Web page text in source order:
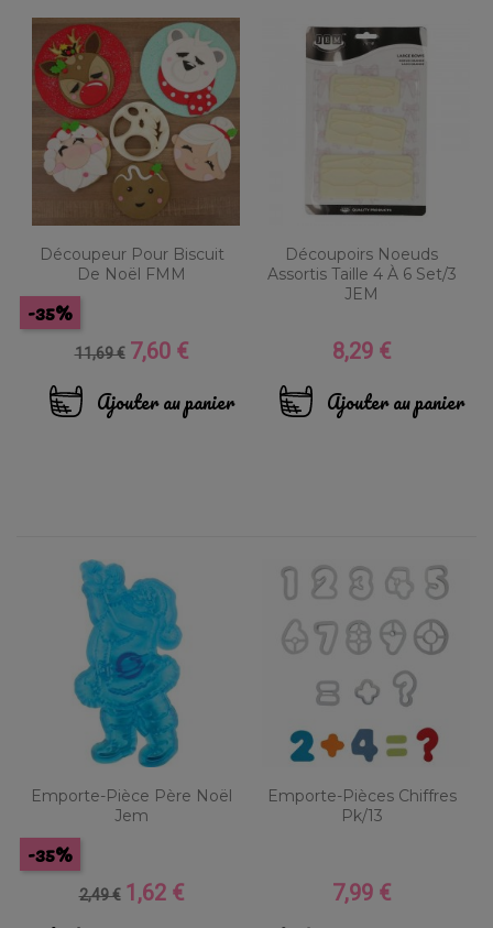
Découpeur Pour Biscuit
De Noël FMM
Prix
base
11,69 €
-35%
Prix
7,60 €
Ajouter au panier
Découpoirs Noeuds
Assortis Taille 4 À 6 Set/3
JEM
Prix
8,29 €
Ajouter au panier
Emporte-Pièce Père Noël
Jem
Prix
2,49 €
-35%
Prix
1,62 €
Emporte-Pièces Chiffres
Pk/13
Prix
7,99 €